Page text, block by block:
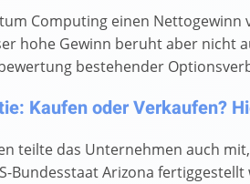
Computing einen Nettogewinn
hohe Gewinn beruht aber nicht
bestehender
Kaufen oder Verkaufen?
teilte das Unternehmen auch
Bundesstaat Arizona